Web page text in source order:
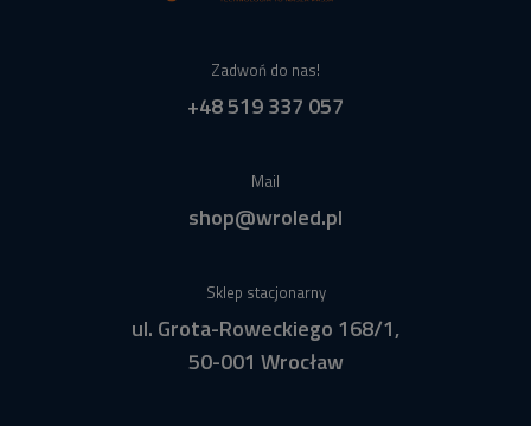
Zadwoń do nas!
+48 519 337 057
Mail
shop@wroled.pl
Sklep stacjonarny
ul. Grota-Roweckiego 168/1,
50-001 Wrocław